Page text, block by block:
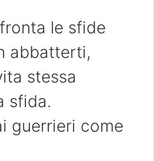
le sfide
abbatterti,
stessa
sfida.
guerrieri come